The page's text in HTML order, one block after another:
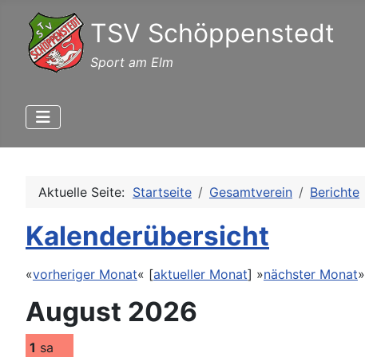
TSV Schöppenstedt
Sport am Elm
Aktuelle Seite: Startseite Gesamtverein Berichte
Kalenderübersicht
«vorheriger Monat« [aktueller Monat] »nächster Monat»
August 2026
1 sa